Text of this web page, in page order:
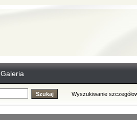
Galeria
Wyszukiwanie